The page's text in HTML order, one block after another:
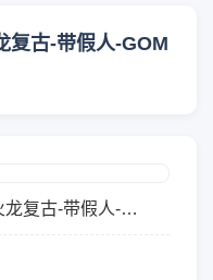
复古-带假人-GOM
龙复古-带假人-
千羽火龙复古公益版